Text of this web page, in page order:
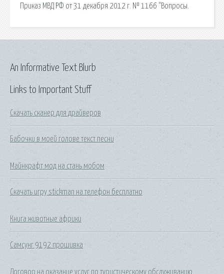
Приказ МВД РФ от 31 декабря 2012 г. № 1166 “Вопросы.
Links to Important Stuff
Скачать сканер для драйверов
Бабочки в моей голове текст песни
Майнкрафт мод на стань мобом
Скачать игру stickman на телефон бесплатно
Книга животные африки
Самсунг 9192 прошивка
Договор на оказание услуг по туристическому обслуживанию
An Informative Text Blurb